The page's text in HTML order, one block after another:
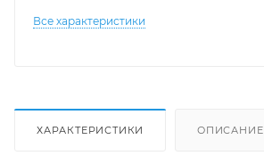
Все характеристики
ХАРАКТЕРИСТИКИ ОПИСАНИЕ